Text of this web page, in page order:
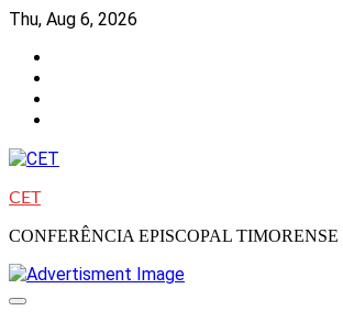
Skip
content
Thu, Aug 6, 2026
CET
CONFERÊNCIA EPISCOPAL TIMORENSE